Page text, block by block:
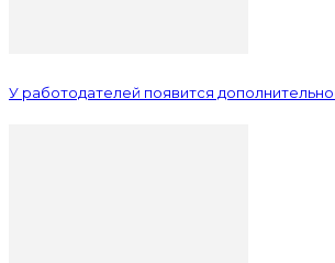
У работодателей появится